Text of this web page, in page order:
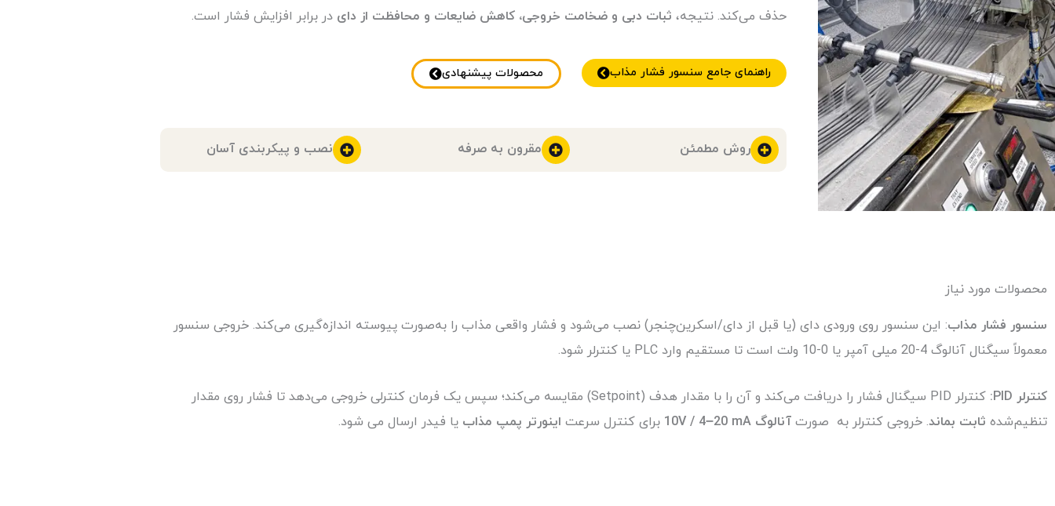
حذف می‌کند. نتیجه، ثبات دبی و ضخامت خروجی، کاهش ضایعات و محافظت از دای در برابر افزایش فشار است.
راهنمای جامع سنسور فشار مذاب محصولات پیشنهادی
روش مطمئن مقرون به صرفه نصب و پیکربندی آسان
محصولات مورد نیاز
سنسور فشار مذاب: این سنسور روی ورودی دای (یا قبل از دای/اسکرین‌چنجر) نصب می‌شود و فشار واقعی مذاب را به‌صورت پیوسته اندازه‌گیری می‌کند. خروجی سنسور
معمولاً سیگنال آنالوگ 4-20 میلی آمپر یا 0-10 ولت است
تا مستقیم وارد PLC یا کنترلر شود.
کنترلر PID:
کنترلر PID سیگنال فشار را دریافت می‌کند و آن را با مقدار هدف (Setpoint) مقایسه می‌کند؛ سپس یک فرمان کنترلی خروجی می‌دهد تا فشار روی مقدار
تنظیم‌شده ثابت بماند. خروجی کنترلر به صورت آنالوگ 10V / 4–20 mA برای کنترل سرعت اینورتر پمپ مذاب یا فیدر ارسال می شود.